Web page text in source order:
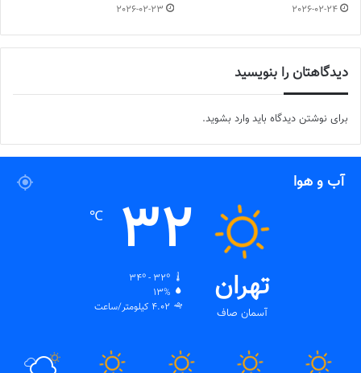
2026-02-24
2026-02-23
دیدگاهتان را بنویسید
برای نوشتن دیدگاه باید وارد بشوید.
آب و هوا
تهران
آسمان صاف
32
℃
34º - 32º
13%
4.02 کیلومتر/ساعت